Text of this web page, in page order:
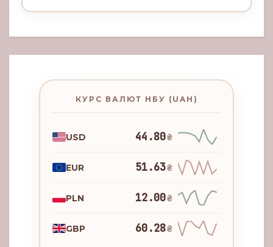
КУРС ВАЛЮТ НБУ (UAH)
USD 44.80₴
EUR 51.63₴
PLN 12.00₴
GBP 60.28₴